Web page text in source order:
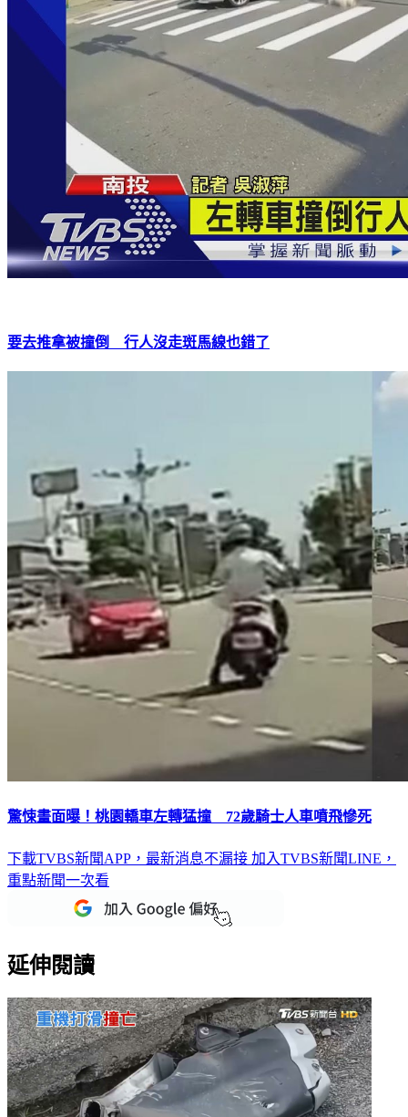
要去推拿被撞倒 行人沒走斑馬線也錯了
驚悚畫面曝！桃園轎車左轉猛撞 72歲騎士人車噴飛慘死
下載TVBS新聞APP，最新消息不漏接 加入TVBS新聞LINE，
重點新聞一次看
延伸閱讀